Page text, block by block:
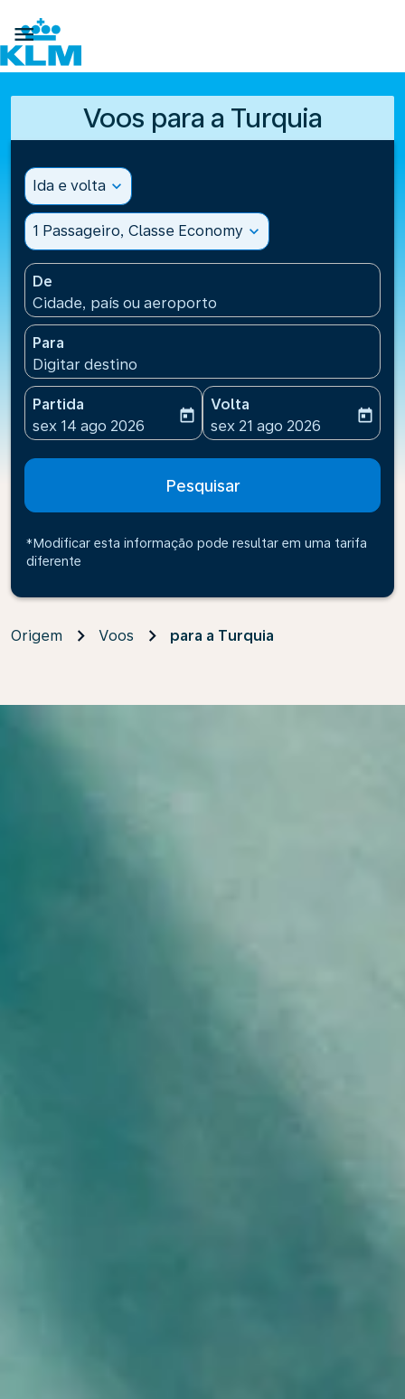

Voos para a Turquia
Ida e volta expand_more
1 Passageiro, Classe Economy expand_more
De
Cidade, país ou aeroporto
Para
Digitar destino
Partida
fc-booking-departure-date-aria-label
sex 14 ago 2026
today
Volta
fc-booking-return-date-
sex 21 ago 2026
today
Pesquisar
*Modificar esta informação pode resultar em uma tarifa
diferente
Origem Voos para a Turquia